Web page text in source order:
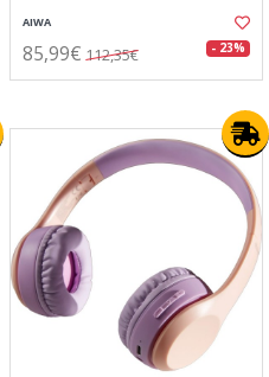
AIWA
85,99€ 112,35€ - 23%